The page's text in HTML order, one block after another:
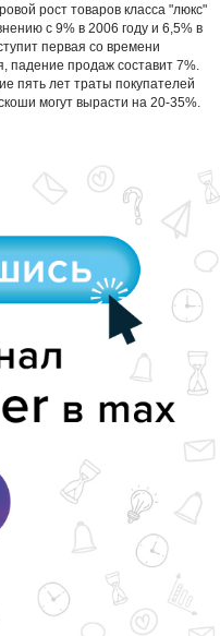
рост товаров класса "люкс"
с 9% в 2006 году и 6,5% в
первая со времени
падение продаж составит 7%.
пять лет траты покупателей
могут вырасти на 20-35%.